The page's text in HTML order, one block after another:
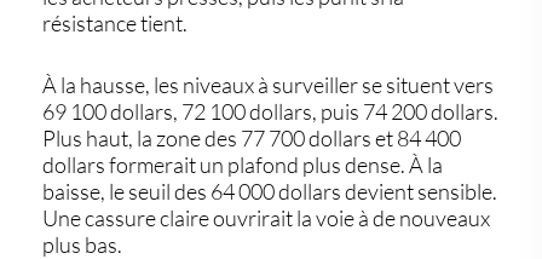
résistance tient.
À la hausse, les niveaux à surveiller se situent vers
69 100 dollars, 72 100 dollars, puis 74 200 dollars.
Plus haut, la zone des 77 700 dollars et 84 400
dollars formerait un plafond plus dense. À la
baisse, le seuil des 64 000 dollars devient sensible.
Une cassure claire ouvrirait la voie à de nouveaux
plus bas.